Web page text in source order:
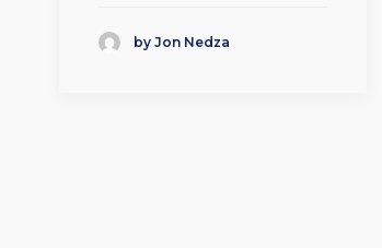
by Jon Nedza